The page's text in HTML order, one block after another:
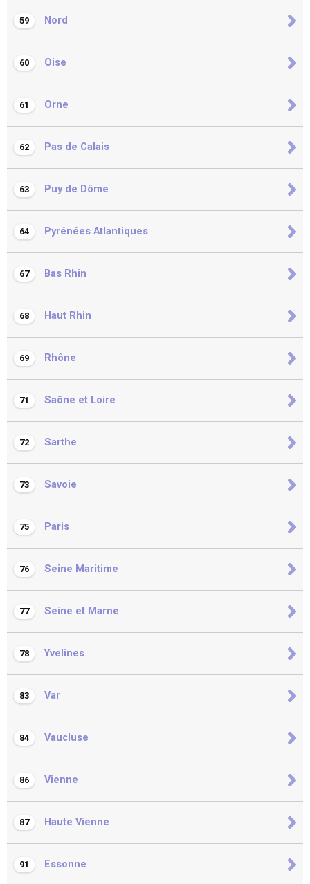
59 Nord
60 Oise
61 Orne
62 Pas de Calais
63 Puy de Dôme
64 Pyrénées Atlantiques
67 Bas Rhin
68 Haut Rhin
69 Rhône
71 Saône et Loire
72 Sarthe
73 Savoie
75 Paris
76 Seine Maritime
77 Seine et Marne
78 Yvelines
83 Var
84 Vaucluse
86 Vienne
87 Haute Vienne
91 Essonne